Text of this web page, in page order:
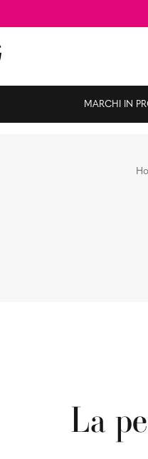
MARCHI IN
La